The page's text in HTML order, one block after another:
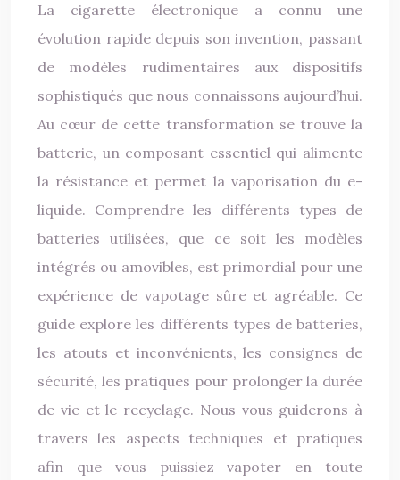
La cigarette électronique a connu une
évolution rapide depuis son invention, passant
de modèles rudimentaires aux dispositifs
sophistiqués que nous connaissons aujourd’hui.
Au cœur de cette transformation se trouve la
batterie, un composant essentiel qui alimente
la résistance et permet la vaporisation du e-
liquide. Comprendre les différents types de
batteries utilisées, que ce soit les modèles
intégrés ou amovibles, est primordial pour une
expérience de vapotage sûre et agréable. Ce
guide explore les différents types de batteries,
les atouts et inconvénients, les consignes de
sécurité, les pratiques pour prolonger la durée
de vie et le recyclage. Nous vous guiderons à
travers les aspects techniques et pratiques
afin que vous puissiez vapoter en toute